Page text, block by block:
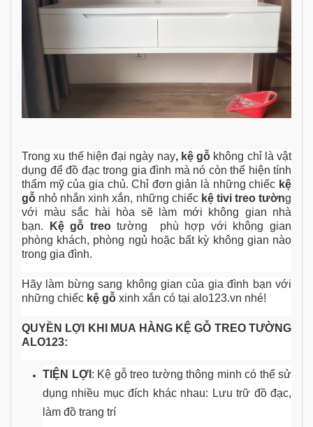
Trong xu thế hiện đại ngày nay, kệ gỗ không chỉ là vật
dụng để đồ đạc trong gia đình mà nó còn thể hiện tính
thẩm mỹ của gia chủ. Chỉ đơn giản là những chiếc kệ
gỗ nhỏ nhắn xinh xắn, những chiếc kệ tivi treo tường
với màu sắc hài hòa sẽ làm mới không gian nhà
bạn. Kệ gỗ treotường phù hợp với không gian
phòng khách, phòng ngủ hoặc bất kỳ không gian nào
trong gia đình.
Hãy làm bừng sang không gian của gia đình bạn với
những chiếc kệ gỗ xinh xắn có tại alo123.vn nhé!
QUYỀN LỢI KHI MUA HÀNG KỆ GỖ TREO TƯỜNG
ALO123:
TIỆN LỢI : Kệ gỗ treo tường thông minh có thể sử
dụng nhiều mục đích khác nhau: Lưu trữ đồ đạc,
làm đồ trang trí